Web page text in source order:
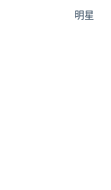
明星